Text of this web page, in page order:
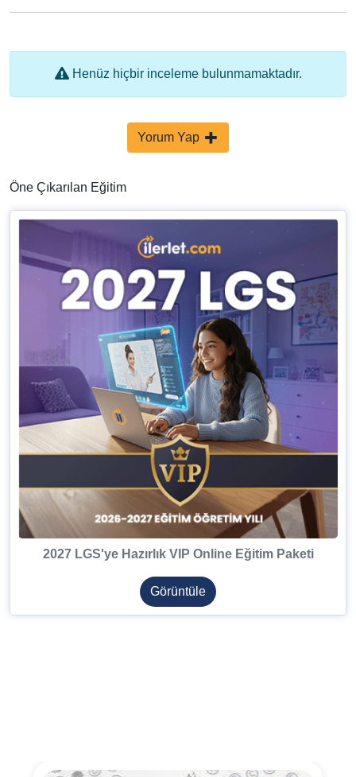
Henüz hiçbir inceleme bulunmamaktadır.
Yorum Yap
Öne Çıkarılan Eğitim
2027 LGS'ye Hazırlık VIP Online Eğitim Paketi
Görüntüle